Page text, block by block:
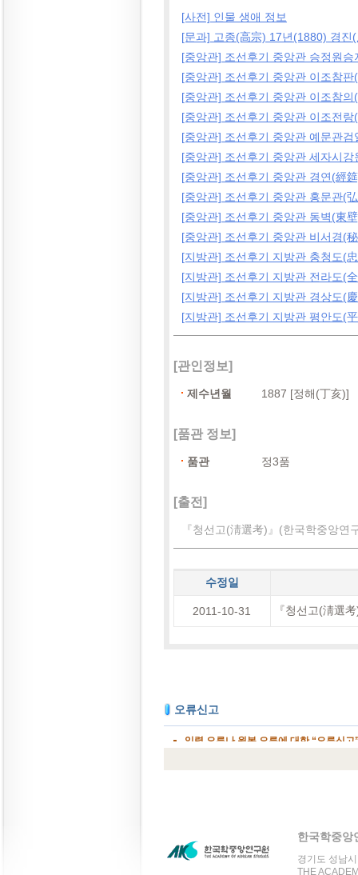
[사전] 인물 생애 정보
[문과] 고종(高宗) 17년(1880) 경
[중앙관] 조선후기 중앙관 승정원
[중앙관] 조선후기 중앙관 이조참판
[중앙관] 조선후기 중앙관 이조참의
[중앙관] 조선후기 중앙관 이조전랑
[중앙관] 조선후기 중앙관 예문관
[중앙관] 조선후기 중앙관 세자시
[중앙관] 조선후기 중앙관 경연(經
[중앙관] 조선후기 중앙관 홍문관(
[중앙관] 조선후기 중앙관 동벽(東
[중앙관] 조선후기 중앙관 비서경(
[지방관] 조선후기 지방관 충청도(
[지방관] 조선후기 지방관 전라도(
[지방관] 조선후기 지방관 경상도(
[지방관] 조선후기 지방관 평안도(
[관인정보]
제수년월 1887 [정해(丁亥)]
[품관 정보]
품관 정3품
[출전]
『청선고(淸選考)』(한국학중앙연
수정일
2011-10-31 『청선고(淸選
한국학중앙
경기도 성남
THE